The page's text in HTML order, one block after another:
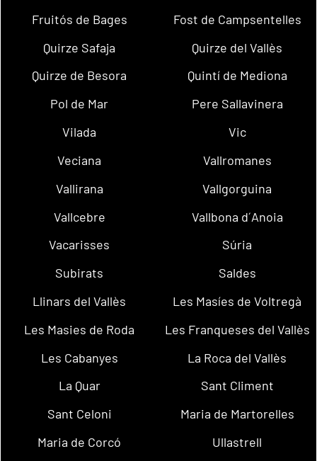
Fruitós de Bages
Fost de Campsentelles
Quirze Safaja
Quirze del Vallès
Quirze de Besora
Quintí de Mediona
Pol de Mar
Pere Sallavinera
Vilada
Vic
Veciana
Vallromanes
Vallirana
Vallgorguina
Vallcebre
Vallbona d´Anoia
Vacarisses
Súria
Subirats
Saldes
Llinars del Vallès
Les Masíes de Voltregà
Les Masies de Roda
Les Franqueses del Vallès
Les Cabanyes
La Roca del Vallès
La Quar
Sant Climent
Sant Celoni
Maria de Martorelles
Maria de Corcó
Ullastrell